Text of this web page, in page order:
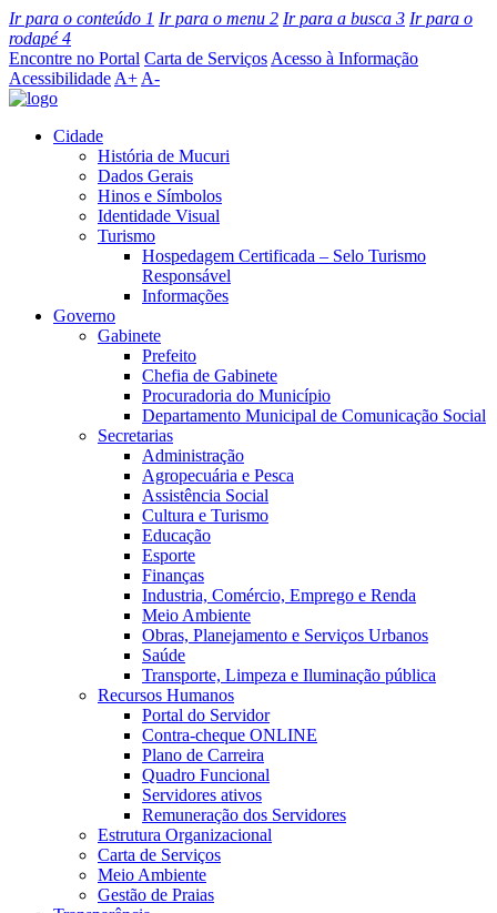
Ir para o conteúdo 1 Ir para o menu 2 Ir para a busca 3 Ir para o
rodapé4
Encontre no Portal Carta de Serviços Acesso à Informação
Acessibilidade A+ A-
Cidade
História de Mucuri
Dados Gerais
Hinos e Símbolos
Identidade Visual
Turismo
Hospedagem Certificada – Selo Turismo
Responsável
Informações
Governo
Gabinete
Prefeito
Chefia de Gabinete
Procuradoria do Município
Departamento Municipal de Comunicação Social
Secretarias
Administração
Agropecuária e Pesca
Assistência Social
Cultura e Turismo
Educação
Esporte
Finanças
Industria, Comércio, Emprego e Renda
Meio Ambiente
Obras, Planejamento e Serviços Urbanos
Saúde
Transporte, Limpeza e Iluminação pública
Recursos Humanos
Portal do Servidor
Contra-cheque ONLINE
Plano de Carreira
Quadro Funcional
Servidores ativos
Remuneração dos Servidores
Estrutura Organizacional
Carta de Serviços
Meio Ambiente
Gestão de Praias